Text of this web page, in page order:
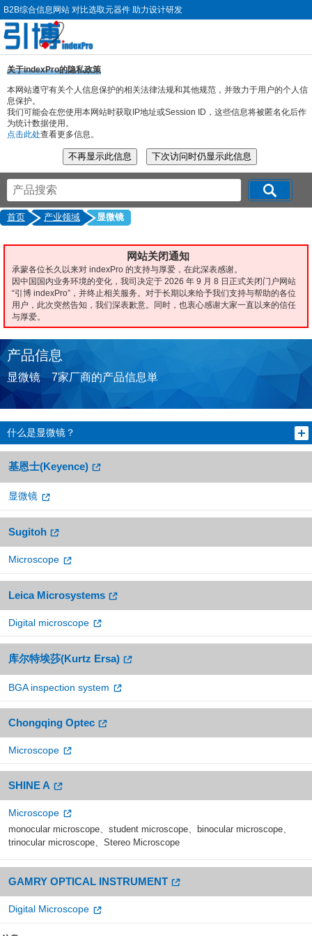
B2B综合信息网站 对比选取元器件 助力设计研发
关于indexPro的隐私政策
本网站遵守有关个人信息保护的相关法律法规和其他规范，并致力于用户的个人信
息保护。
我们可能会在您使用本网站时获取IP地址或Session ID，这些信息将被匿名化后作
为统计数据使用。
点击此处查看更多信息。
首页 产业领域 显微镜
网站关闭通知
承蒙各位长久以来对 indexPro 的支持与厚爱，在此深表感谢。
因中国国内业务环境的变化，我司决定于 2026 年 9 月 8 日正式关闭门户网站
“引博 indexPro”，并终止相关服务。对于长期以来给予我们支持与帮助的各位
用户，此次突然告知，我们深表歉意。同时，也衷心感谢大家一直以来的信任
与厚爱。
产品信息
显微镜 7家厂商的产品信息単
什么是显微镜？
基恩士(Keyence)
显微镜
Sugitoh
Microscope
Leica Microsystems
Digital microscope
库尔特埃莎(Kurtz Ersa)
BGA inspection system
Chongqing Optec
Microscope
SHINE A
Microscope
monocular microscope、student microscope、binocular microscope、
trinocular microscope、Stereo Microscope
GAMRY OPTICAL INSTRUMENT
Digital Microscope